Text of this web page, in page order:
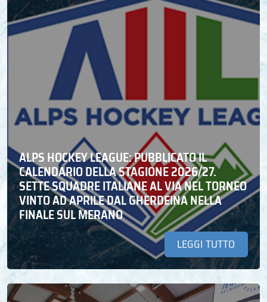
ALPS HOCKEY LEAGUE: PUBBLICATO IL
CALENDARIO DELLA STAGIONE 2026/27.
SETTE SQUADRE ITALIANE AL VIA NEL TORNEO
VINTO AD APRILE DAL GHERDEINA NELLA
FINALE SUL MERANO
LEGGI TUTTO